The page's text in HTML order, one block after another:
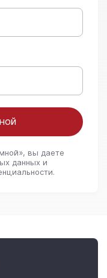
вы даете
данных и